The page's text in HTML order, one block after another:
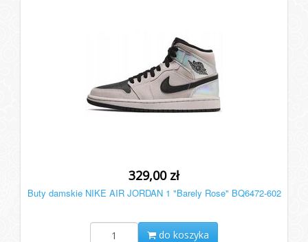
329,00 zł
Buty damskie NIKE AIR JORDAN 1 "Barely Rose" BQ6472-602
do koszyka